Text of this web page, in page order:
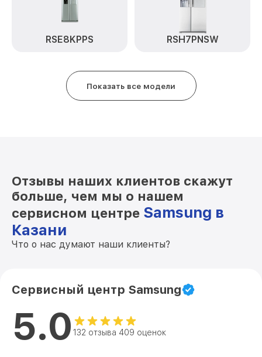
ECSW Samsung
Замена нагревателя испарителя RL-33
от 550₽
RSE8KPPS RSH7PNSW
Показать все модели
Отзывы наших клиентов скажут
больше, чем мы о нашем
сервисном центре Samsung в
Казани
Что о нас думают наши клиенты?
Сервисный центр Samsung
5.0 132 отзыва 409 оценок